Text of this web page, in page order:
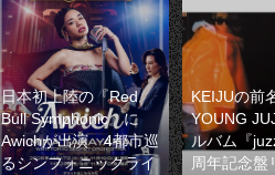
日本初上陸の『Red
Bull Symphonic』に
Awichが出演 4都市巡
るシンフォニックライ
KEIJUの前
YOUNG
ルバム『
周年記念盤